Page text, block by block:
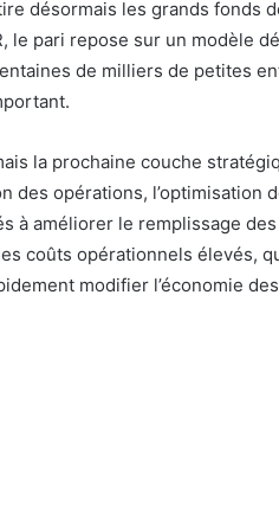
désormais les grands fonds
le pari repose sur un modèle
de milliers de petites
la prochaine couche
des opérations, l’optimisation
à améliorer le remplissage
coûts opérationnels élevés,
modifier l’économie